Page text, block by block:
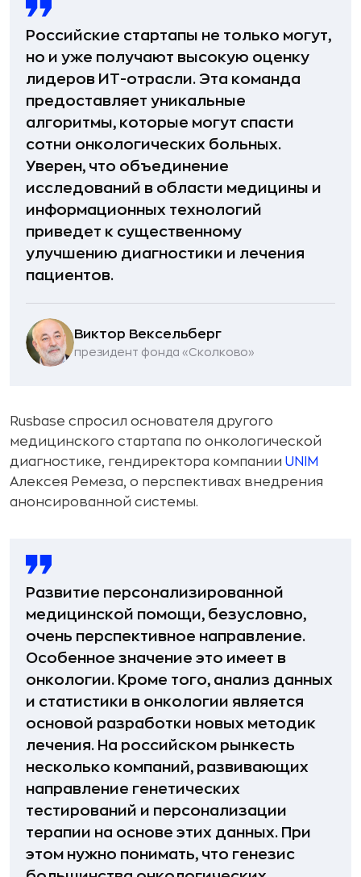
Российские стартапы не только могут,
но и уже получают высокую оценку
лидеров ИТ-отрасли. Эта команда
предоставляет уникальные
алгоритмы, которые могут спасти
сотни онкологических больных.
Уверен, что объединение
исследований в области медицины и
информационных технологий
приведет к существенному
улучшению диагностики и лечения
пациентов.
Виктор Вексельберг
президент фонда «Сколково»
Rusbase спросил основателя другого
медицинского стартапа по онкологической
диагностике, гендиректора компании UNIM
Алексея Ремеза, о перспективах внедрения
анонсированной системы.
Развитие персонализированной
медицинской помощи, безусловно,
очень перспективное направление.
Особенное значение это имеет в
онкологии. Кроме того, анализ данных
и статистики в онкологии является
основой разработки новых методик
лечения. На российском рынкесть
несколько компаний, развивающих
направление генетических
тестирований и персонализации
терапии на основе этих данных. При
этом нужно понимать, что генезис